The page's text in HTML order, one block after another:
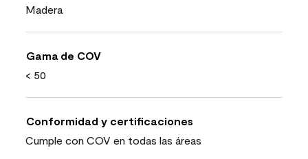
Madera
Gama de COV
< 50
Conformidad y certificaciones
Cumple con COV en todas las áreas